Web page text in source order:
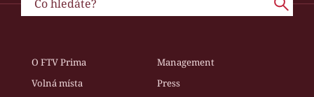
O FTV Prima
Management
Volná místa
Press